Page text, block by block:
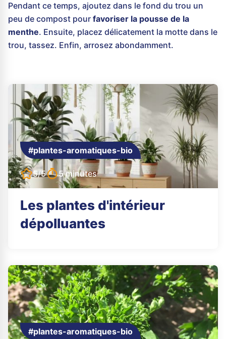
Pendant ce temps, ajoutez dans le fond du trou un
peu de compost pour favoriser la pousse de la
menthe. Ensuite, placez délicatement la motte dans le
trou, tassez. Enfin, arrosez abondamment.
#plantes-aromatiques-bio
5/5 5 minutes
Les plantes d'intérieur
dépolluantes
#plantes-aromatiques-bio